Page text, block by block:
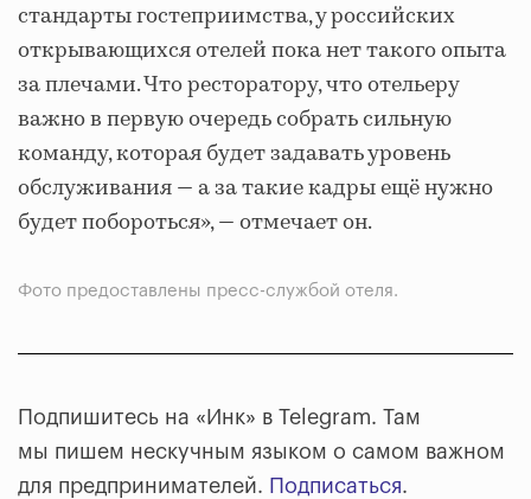
стандарты гостеприимства, у российских
открывающихся отелей пока нет такого опыта
за плечами. Что ресторатору, что отельеру
важно в первую очередь собрать сильную
команду, которая будет задавать уровень
обслуживания — а за такие кадры ещё нужно
будет побороться», — отмечает он.
Фото предоставлены пресс-службой отеля.
Подпишитесь на «Инк» в Telegram. Там
мы пишем нескучным языком о самом важном
для предпринимателей. Подписаться.